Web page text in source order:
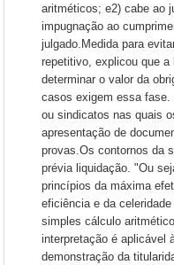
aritméticos; e2) cabe ao
impugnação ao
julgado.Medida para
repetitivo, explicou que
determinar o valor da
casos exigem essa fase.
ou sindicatos nas quais
apresentação de
provas.Os contornos da
prévia liquidação. "Ou
princípios da máxima
eficiência e da
simples cálculo
interpretação é aplicável
demonstração da